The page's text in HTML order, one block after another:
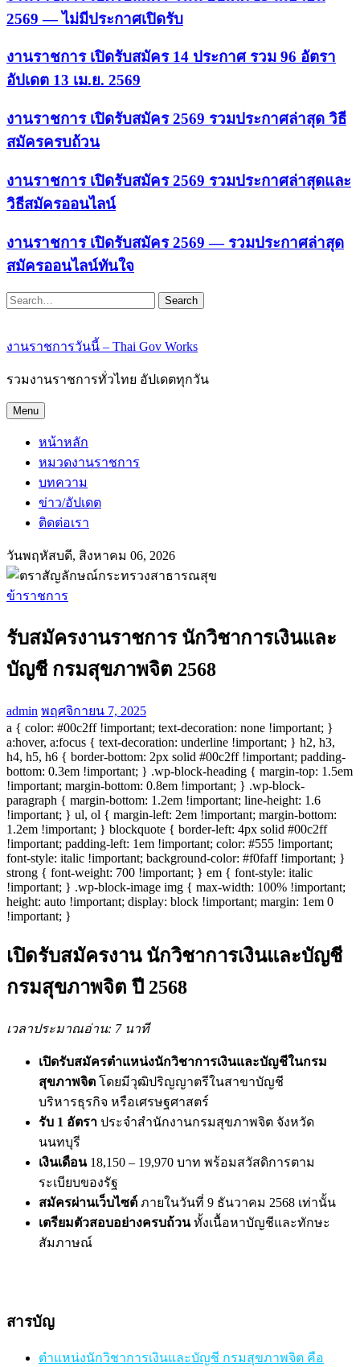
2569 — ไม่มีประกาศเปิดรับ
งานราชการ เปิดรับสมัคร 14 ประกาศ รวม 96 อัตรา
อัปเดต 13 เม.ย. 2569
งานราชการ เปิดรับสมัคร 2569 รวมประกาศล่าสุด วิธี
สมัครครบถ้วน
งานราชการ เปิดรับสมัคร 2569 รวมประกาศล่าสุดและ
วิธีสมัครออนไลน์
งานราชการ เปิดรับสมัคร 2569 — รวมประกาศล่าสุด
สมัครออนไลน์ทันใจ
Search
งานราชการวันนี้ – Thai Gov Works
รวมงานราชการทั่วไทย อัปเดตทุกวัน
Menu
หน้าหลัก
หมวดงานราชการ
บทความ
ข่าว/อัปเดต
ติดต่อเรา
วันพฤหัสบดี, สิงหาคม 06, 2026
ข้าราชการ
รับสมัครงานราชการ นักวิชาการเงินและ
บัญชี กรมสุขภาพจิต 2568
admin พฤศจิกายน 7, 2025
a { color: #00c2ff !important; text-decoration: none !important; }
a:hover, a:focus { text-decoration: underline !important; } h2, h3,
h4, h5, h6 { border-bottom: 2px solid #00c2ff !important; padding-
bottom: 0.3em !important; } .wp-block-heading { margin-top: 1.5em
!important; margin-bottom: 0.8em !important; } .wp-block-
paragraph { margin-bottom: 1.2em !important; line-height: 1.6
!important; } ul, ol { margin-left: 2em !important; margin-bottom:
1.2em !important; } blockquote { border-left: 4px solid #00c2ff
!important; padding-left: 1em !important; color: #555 !important;
font-style: italic !important; background-color: #f0faff !important; }
strong { font-weight: 700 !important; } em { font-style: italic
!important; } .wp-block-image img { max-width: 100% !important;
height: auto !important; display: block !important; margin: 1em 0
!important; }
เปิดรับสมัครงาน นักวิชาการเงินและบัญชี
กรมสุขภาพจิต ปี 2568
เวลาประมาณอ่าน: 7 นาที
เปิดรับสมัครตำแหน่งนักวิชาการเงินและบัญชีในกรม
สุขภาพจิต โดยมีวุฒิปริญญาตรีในสาขาบัญชี
บริหารธุรกิจ หรือเศรษฐศาสตร์
รับ 1 อัตรา ประจำสำนักงานกรมสุขภาพจิต จังหวัด
นนทบุรี
เงินเดือน18,150 – 19,970 บาท พร้อมสวัสดิการตาม
ระเบียบของรัฐ
สมัครผ่านเว็บไซต์ ภายในวันที่ 9 ธันวาคม 2568 เท่านั้น
เตรียมตัวสอบอย่างครบถ้วนทั้งเนื้อหาบัญชีและทักษะ
สัมภาษณ์
สารบัญ
ตำแหน่งนักวิชาการเงินและบัญชี กรมสุขภาพจิต คือ